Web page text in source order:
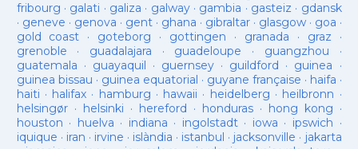
fribourg · galati · galiza · galway· gambia · gasteiz · gdansk
· geneve · genova · gent· ghana · gibraltar· glasgow· goa ·
gold coast · goteborg · gottingen · granada · graz ·
grenoble · guadalajara · guadeloupe · guangzhou ·
guatemala · guayaquil · guernsey· guildford · guinea ·
guinea bissau · guinea equatorial · guyane française · haifa ·
haiti · halifax · hamburg · hawaii · heidelberg · heilbronn ·
helsingør· helsinki · hereford · honduras· hong kong ·
houston · huelva · indiana · ingolstadt· iowa · ipswich ·
iquique · iran · irvine · islàndia · istanbul · jacksonville · jakarta